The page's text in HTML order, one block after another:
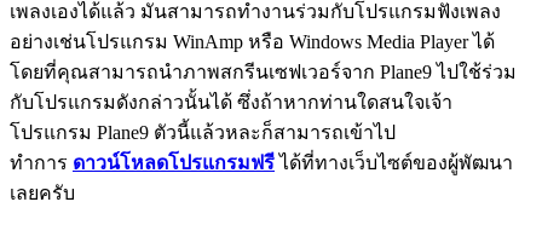
เพลงเองได้แล้ว มันสามารถทำงานร่วมกับโปรแกรมฟังเพลง
อย่างเช่นโปรแกรม WinAmp หรือ Windows Media Player ได้
โดยที่คุณสามารถนำภาพสกรีนเซฟเวอร์จาก Plane9 ไปใช้ร่วม
กับโปรแกรมดังกล่าวนั้นได้ ซึ่งถ้าหากท่านใดสนใจเจ้า
โปรแกรม Plane9 ตัวนี้แล้วหละก็สามารถเข้าไป
ทำการ ดาวน์โหลดโปรแกรมฟรีได้ที่ทางเว็บไซต์ของผู้พัฒนา
เลยครับ